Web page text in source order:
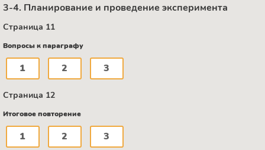
3-4. Планирование и проведение эксперимента
Страница 11
Вопросы к параграфу
1 2 3
Страница 12
Итоговое повторение
1 2 3